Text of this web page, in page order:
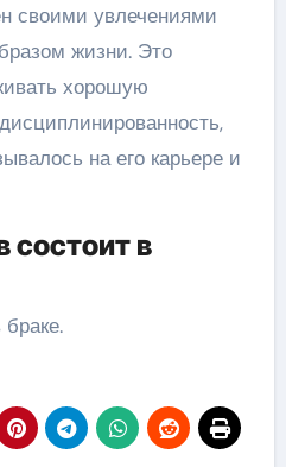
своими увлечениями
жизни. Это
хорошую
на его карьере и
состоит в